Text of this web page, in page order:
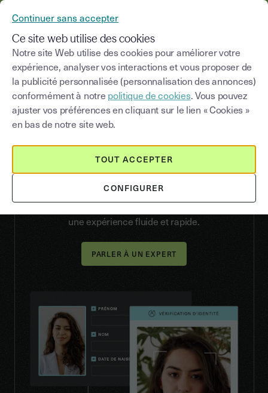
NOUS CONTACTER
VERIFY
Vérification d’identité :
sécurisez vos parcours
KYC sans friction
parcours KYC fiable : elle confirme qu’une
personne est bien celle qu’elle prétend être à
une expérience fluide et rapide.
PARLER À UN EXPERT
Continuer sans accepter
Ce site web utilise des cookies
Notre site Web utilise des cookies pour améliorer votre
expérience, analyser vos interactions et vous proposer de
la publicité personnalisée (personnalisation des annonces)
conformément à notre politique de cookies. Vous pouvez
ajuster vos préférences en cliquant sur le lien « Cookies »
en bas de notre site web.
CONFIGURER
TOUT ACCEPTER